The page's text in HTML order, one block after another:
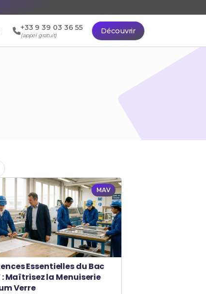
+33 9 39 03 36 55
(appel gratuit)
Découvrir
MAV
Essentielles du Bac
: Maîtrisez la Menuiserie
Verre